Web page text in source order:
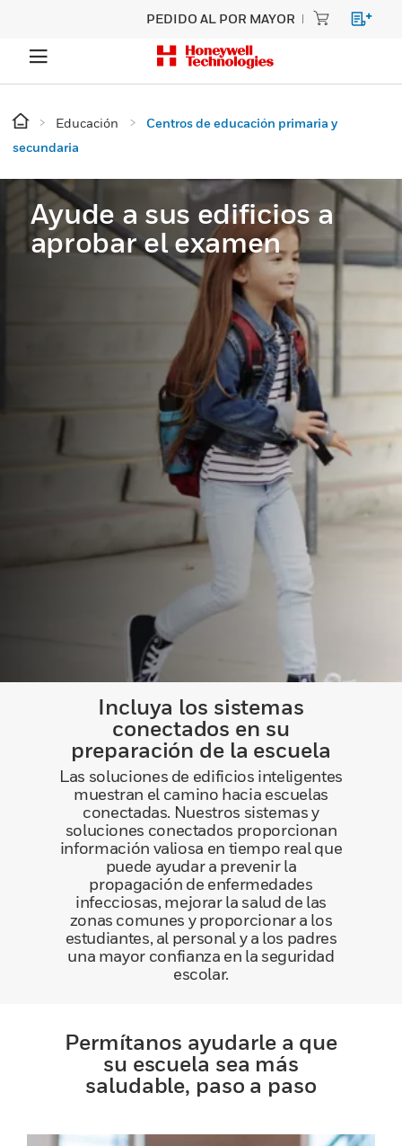
PEDIDO AL POR MAYOR
Educación
Centros de educación primaria y
secundaria
Ayude a sus edificios a
aprobar el examen
Incluya los sistemas
conectados en su
preparación de la escuela
Las soluciones de edificios inteligentes
muestran el camino hacia escuelas
conectadas. Nuestros sistemas y
soluciones conectados proporcionan
información valiosa en tiempo real que
puede ayudar a prevenir la
propagación de enfermedades
infecciosas, mejorar la salud de las
zonas comunes y proporcionar a los
estudiantes, al personal y a los padres
una mayor confianza en la seguridad
escolar.
Permítanos ayudarle a que
su escuela sea más
saludable, paso a paso